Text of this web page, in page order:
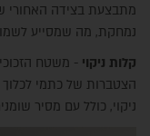
מתבצעת בצידה האחורי
נמחקת, מה שמסייע
קלות ניקוי - משטח
הצטברות של כתמי לכלוך
ניקוי, כולל עם מסיר